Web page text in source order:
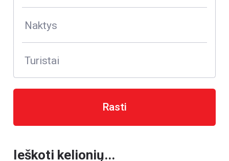
Naktys
Turistai
Rasti
Ieškoti kelionių...